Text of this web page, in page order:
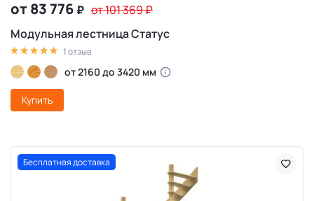
от 83 776 ₽ от 101 369₽
Модульная лестница Статус
1 отзыв
от 2160 до 3420 мм
Купить
Бесплатная доставка